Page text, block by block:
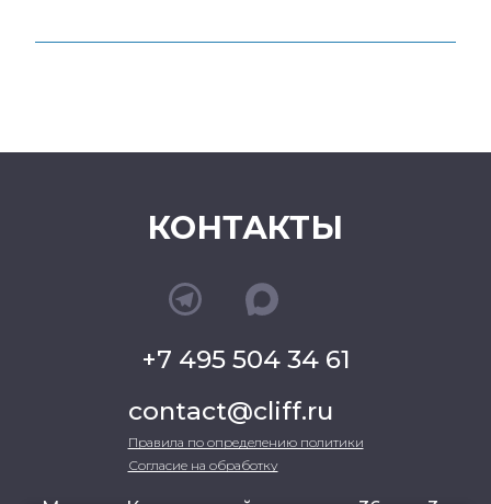
КОНТАКТЫ
+7 495 504 34 61
contact@cliff.ru
Правила по определению политики
Согласие на обработку